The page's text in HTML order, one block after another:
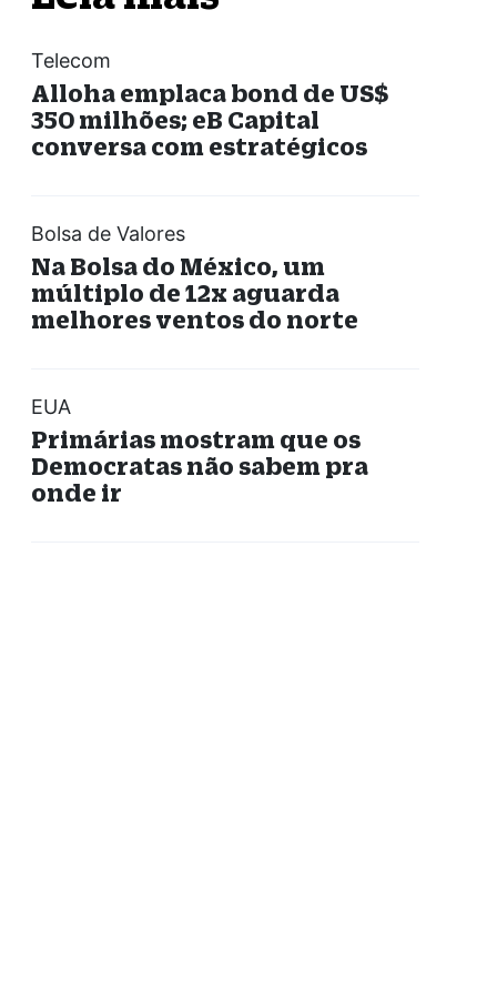
Telecom
Alloha emplaca bond de US$
350 milhões; eB Capital
conversa com estratégicos
Bolsa de Valores
Na Bolsa do México, um
múltiplo de 12x aguarda
melhores ventos do norte
EUA
Primárias mostram que os
Democratas não sabem pra
onde ir